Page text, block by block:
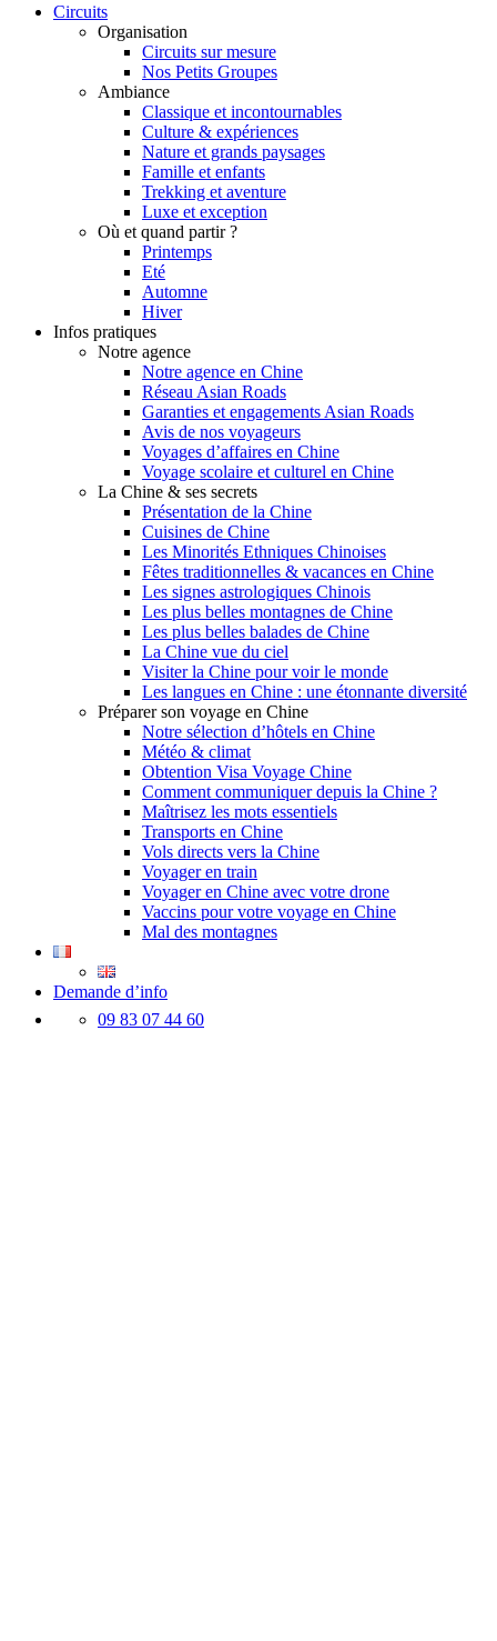
Circuits
Organisation
Circuits sur mesure
Nos Petits Groupes
Ambiance
Classique et incontournables
Culture & expériences
Nature et grands paysages
Famille et enfants
Trekking et aventure
Luxe et exception
Où et quand partir ?
Printemps
Eté
Automne
Hiver
Infos pratiques
Notre agence
Notre agence en Chine
Réseau Asian Roads
Garanties et engagements Asian Roads
Avis de nos voyageurs
Voyages d’affaires en Chine
Voyage scolaire et culturel en Chine
La Chine & ses secrets
Présentation de la Chine
Cuisines de Chine
Les Minorités Ethniques Chinoises
Fêtes traditionnelles & vacances en Chine
Les signes astrologiques Chinois
Les plus belles montagnes de Chine
Les plus belles balades de Chine
La Chine vue du ciel
Visiter la Chine pour voir le monde
Les langues en Chine : une étonnante diversité
Préparer son voyage en Chine
Notre sélection d’hôtels en Chine
Météo & climat
Obtention Visa Voyage Chine
Comment communiquer depuis la Chine ?
Maîtrisez les mots essentiels
Transports en Chine
Vols directs vers la Chine
Voyager en train
Voyager en Chine avec votre drone
Vaccins pour votre voyage en Chine
Mal des montagnes
Demande d’info
09 83 07 44 60